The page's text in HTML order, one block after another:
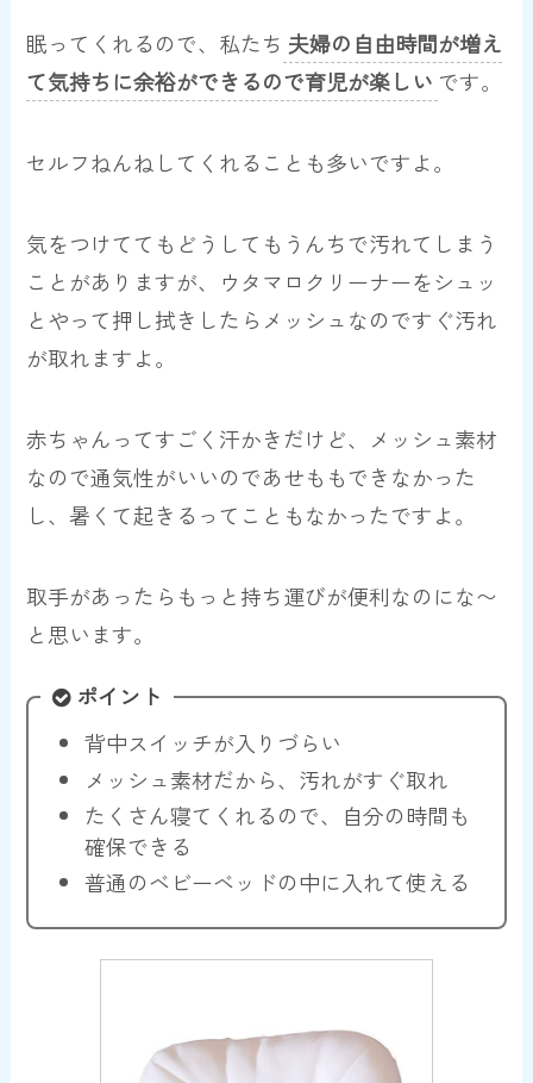
眠ってくれるので、私たち 夫婦の自由時間が増え
て気持ちに余裕ができるので育児が楽しい です。
セルフねんねしてくれることも多いですよ。
気をつけててもどうしてもうんちで汚れてしまう
ことがありますが、ウタマロクリーナーをシュッ
とやって押し拭きしたらメッシュなのですぐ汚れ
が取れますよ。
赤ちゃんってすごく汗かきだけど、メッシュ素材
なので通気性がいいのであせももできなかった
し、暑くて起きるってこともなかったですよ。
取手があったらもっと持ち運びが便利なのにな〜
と思います。
ポイント
背中スイッチが入りづらい
メッシュ素材だから、汚れがすぐ取れ
たくさん寝てくれるので、自分の時間も
確保できる
普通のベビーベッドの中に入れて使える